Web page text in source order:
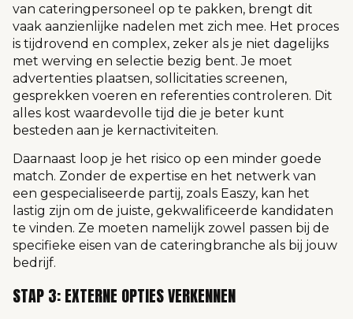
van cateringpersoneel op te pakken, brengt dit
vaak aanzienlijke nadelen met zich mee. Het proces
is tijdrovend en complex, zeker als je niet dagelijks
met werving en selectie bezig bent. Je moet
advertenties plaatsen, sollicitaties screenen,
gesprekken voeren en referenties controleren. Dit
alles kost waardevolle tijd die je beter kunt
besteden aan je kernactiviteiten.
Daarnaast loop je het risico op een minder goede
match. Zonder de expertise en het netwerk van
een gespecialiseerde partij, zoals Easzy, kan het
lastig zijn om de juiste, gekwalificeerde kandidaten
te vinden. Ze moeten namelijk zowel passen bij de
specifieke eisen van de cateringbranche als bij jouw
bedrijf.
STAP 3: EXTERNE OPTIES VERKENNEN